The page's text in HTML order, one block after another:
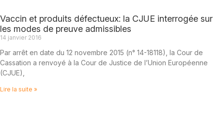
Vaccin et produits défectueux: la CJUE interrogée sur
les modes de preuve admissibles
14 janvier 2016
Par arrêt en date du 12 novembre 2015 (n° 14-18118), la Cour de
Cassation a renvoyé à la Cour de Justice de l’Union Européenne
(CJUE),
Lire la suite »